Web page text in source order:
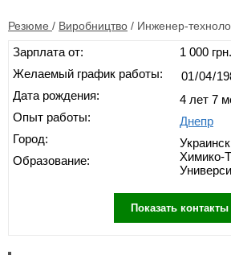
Резюме / Виробництво / Инженер-
Зарплата от:
Желаемый график работы:
Дата рождения:
Опыт работы:
Город:
Образование:
1 000 грн.
4 лет 7
Днепр
Химико-
Показать контакты